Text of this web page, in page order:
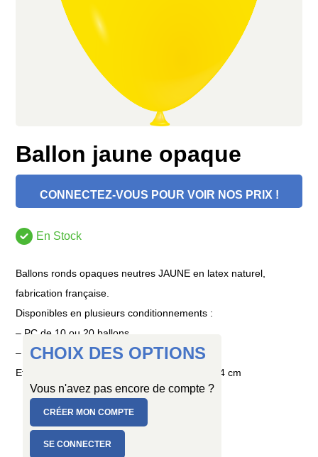
Ballon jaune opaque
CONNECTEZ-VOUS POUR VOIR NOS PRIX !
En Stock
Ballons ronds opaques neutres JAUNE en latex naturel,
fabrication française.
Disponibles en plusieurs conditionnements :
– PC de 10 ou 20 ballons
– SAC de 50 ou 100 ballons
Et en plusieurs tailles : Ø 25/29 cm ou Ø 30/34 cm
CHOIX DES OPTIONS
Vous n'avez pas encore de compte ?
CRÉER MON COMPTE
SE CONNECTER